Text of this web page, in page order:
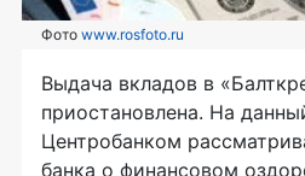
Фото www.rosfoto.ru
Выдача вкладов в
приостановлена. На
Центробанком
банка о финансовом